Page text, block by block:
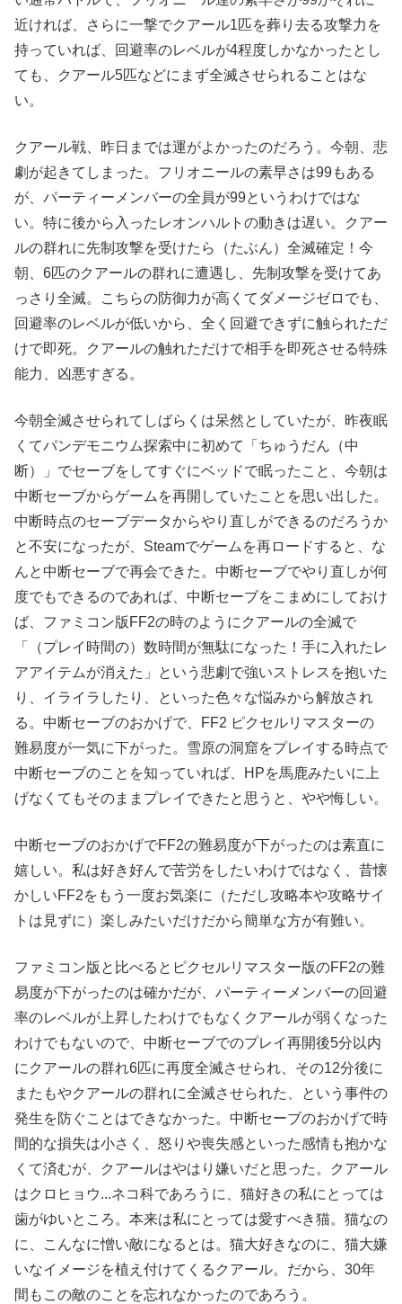
近ければ、さらに一撃でクアール1匹を葬り去る攻撃力を
持っていれば、回避率のレベルが4程度しかなかったとし
ても、クアール5匹などにまず全滅させられることはな
い。
クアール戦、昨日までは運がよかったのだろう。今朝、悲
劇が起きてしまった。フリオニールの素早さは99もある
が、パーティーメンバーの全員が99というわけではな
い。特に後から入ったレオンハルトの動きは遅い。クアー
ルの群れに先制攻撃を受けたら（たぶん）全滅確定！今
朝、6匹のクアールの群れに遭遇し、先制攻撃を受けてあ
っさり全滅。こちらの防御力が高くてダメージゼロでも、
回避率のレベルが低いから、全く回避できずに触られただ
けで即死。クアールの触れただけで相手を即死させる特殊
能力、凶悪すぎる。
今朝全滅させられてしばらくは呆然としていたが、昨夜眠
くてパンデモニウム探索中に初めて「ちゅうだん（中
断）」でセーブをしてすぐにベッドで眠ったこと、今朝は
中断セーブからゲームを再開していたことを思い出した。
中断時点のセーブデータからやり直しができるのだろうか
と不安になったが、Steamでゲームを再ロードすると、な
んと中断セーブで再会できた。中断セーブでやり直しが何
度でもできるのであれば、中断セーブをこまめにしておけ
ば、ファミコン版FF2の時のようにクアールの全滅で
「（プレイ時間の）数時間が無駄になった！手に入れたレ
アアイテムが消えた」という悲劇で強いストレスを抱いた
り、イライラしたり、といった色々な悩みから解放され
る。中断セーブのおかげで、FF2 ピクセルリマスターの
難易度が一気に下がった。雪原の洞窟をプレイする時点で
中断セーブのことを知っていれば、HPを馬鹿みたいに上
げなくてもそのままプレイできたと思うと、やや悔しい。
中断セーブのおかげでFF2の難易度が下がったのは素直に
嬉しい。私は好き好んで苦労をしたいわけではなく、昔懐
かしいFF2をもう一度お気楽に（ただし攻略本や攻略サイ
トは見ずに）楽しみたいだけだから簡単な方が有難い。
ファミコン版と比べるとピクセルリマスター版のFF2の難
易度が下がったのは確かだが、パーティーメンバーの回避
率のレベルが上昇したわけでもなくクアールが弱くなった
わけでもないので、中断セーブでのプレイ再開後5分以内
にクアールの群れ6匹に再度全滅させられ、その12分後に
またもやクアールの群れに全滅させられた、という事件の
発生を防ぐことはできなかった。中断セーブのおかげで時
間的な損失は小さく、怒りや喪失感といった感情も抱かな
くて済むが、クアールはやはり嫌いだと思った。クアール
はクロヒョウ...ネコ科であろうに、猫好きの私にとっては
歯がゆいところ。本来は私にとっては愛すべき猫。猫なの
に、こんなに憎い敵になるとは。猫大好きなのに、猫大嫌
いなイメージを植え付けてくるクアール。だから、30年
間もこの敵のことを忘れなかったのであろう。